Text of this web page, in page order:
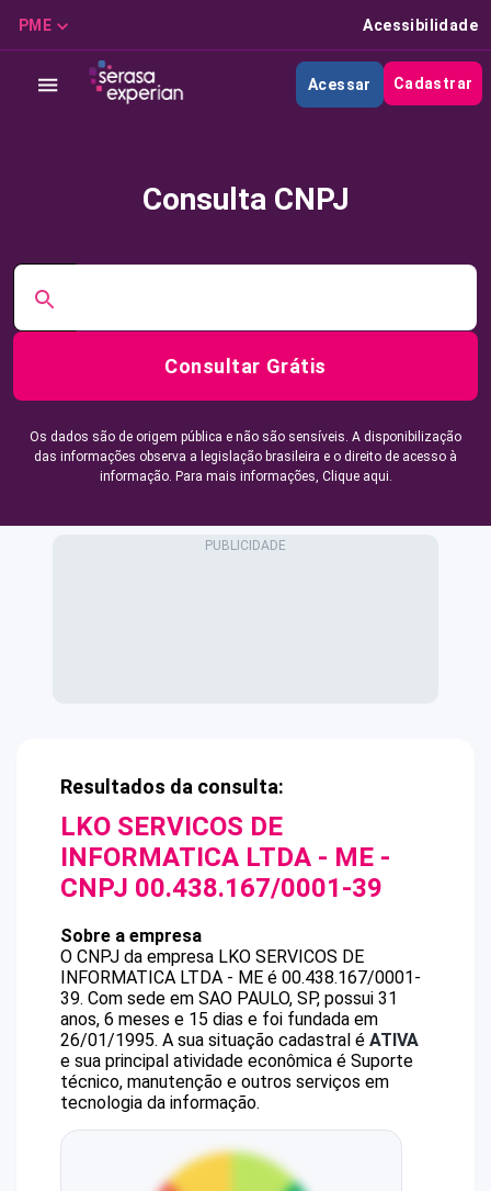
PME Acessibilidade
Acessar Cadastrar
Consulta CNPJ
Consultar Grátis
Os dados são de origem pública e não são sensíveis. A disponibilização
das informações observa a legislação brasileira e o direito de acesso à
informação. Para mais informações, Clique aqui.
Resultados da consulta:
LKO SERVICOS DE
INFORMATICA LTDA - ME -
CNPJ 00.438.167/0001-39
Sobre a empresa
O CNPJ da empresa LKO SERVICOS DE
INFORMATICA LTDA - ME é 00.438.167/0001-
39. Com sede em SAO PAULO, SP, possui 31
anos, 6 meses e 15 dias e foi fundada em
26/01/1995. A sua situação cadastral é ATIVA
e sua principal atividade econômica é Suporte
técnico, manutenção e outros serviços em
tecnologia da informação.